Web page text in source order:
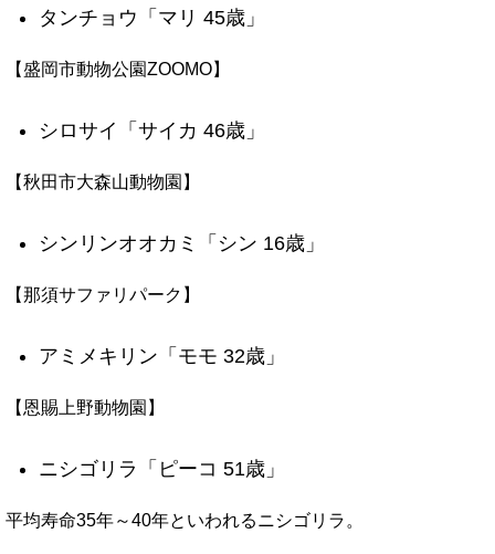
タンチョウ「マリ 45歳」
【盛岡市動物公園ZOOMO】
シロサイ「サイカ 46歳」
【秋田市大森山動物園】
シンリンオオカミ「シン 16歳」
【那須サファリパーク】
アミメキリン「モモ 32歳」
【恩賜上野動物園】
ニシゴリラ「ピーコ 51歳」
平均寿命35年～40年といわれるニシゴリラ。